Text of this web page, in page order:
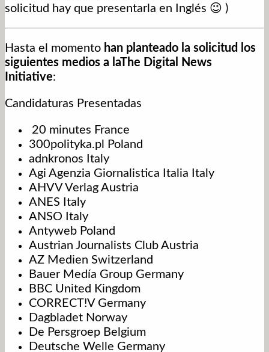
solicitud hay que presentarla en Inglés 😉 )
Hasta el momento han planteado la solicitud los
siguientes medios a laThe Digital News
Initiative:
Candidaturas Presentadas
20 minutes France
300polityka.pl Poland
adnkronos Italy
Agi Agenzia Giornalistica Italia Italy
AHVV Verlag Austria
ANES Italy
ANSO Italy
Antyweb Poland
Austrian Journalists Club Austria
AZ Medien Switzerland
Bauer Medía Group Germany
BBC United Kingdom
CORRECT!V Germany
Dagbladet Norway
De Persgroep Belgium
Deutsche Welle Germany